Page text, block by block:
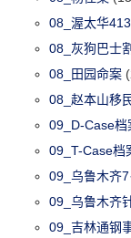
08_渥太华
08_灰狗巴士
08_田园命案
08_赵本山移
09_D-Case档
09_T-Case档
09_乌鲁木齐
09_乌鲁木齐
09_吉林通钢